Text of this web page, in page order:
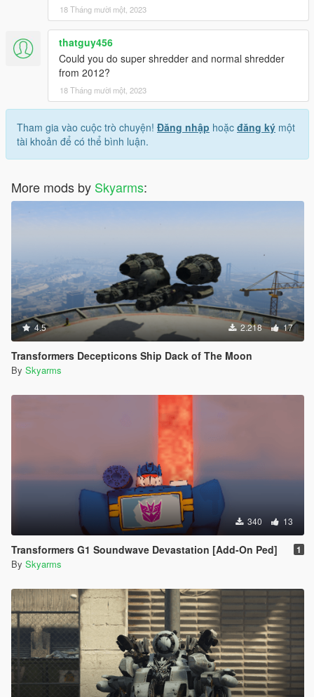
18 Tháng mười một, 2023
thatguy456
Could you do super shredder and normal shredder
from 2012?
18 Tháng mười một, 2023
Tham gia vào cuộc trò chuyện! Đăng nhập hoặc đăng ký một
tài khoản để có thể bình luận.
More mods by Skyarms:
4.5 2.218 17
Transformers Decepticons Ship Dack of The Moon
By Skyarms
340 13
Transformers G1 Soundwave Devastation [Add-On Ped] 1
By Skyarms